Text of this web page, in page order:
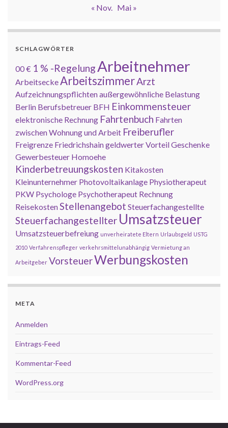
« Nov. Mai »
SCHLAGWÖRTER
00 € 1 % -RegelungArbeitnehmer
ArbeitseckeArbeitszimmerArzt
Aufzeichnungspflichtenaußergewöhnliche Belastung
Berlin Berufsbetreuer BFH Einkommensteuer
elektronische Rechnung Fahrtenbuch Fahrten
zwischen Wohnung und Arbeit Freiberufler
Freigrenze Friedrichshaingeldwerter VorteilGeschenke
Gewerbesteuer Homoehe
Kinderbetreuungskosten Kitakosten
Kleinunternehmer Photovoltaikanlage Physiotherapeut
PKW Psychologe Psychotherapeut Rechnung
ReisekostenStellenangebot Steuerfachangestellte
Steuerfachangestellter Umsatzsteuer
Umsatzsteuerbefreiung unverheiratete Eltern Urlaubsgeld USTG
2010 Verfahrenspfleger verkehrsmittelunabhängig Vermietung an
Arbeitgeber VorsteuerWerbungskosten
META
Anmelden
Eintrags-Feed
Kommentar-Feed
WordPress.org